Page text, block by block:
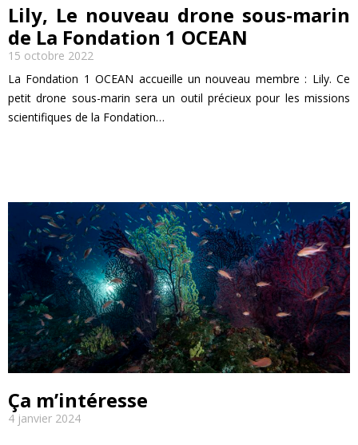
Lily, Le nouveau drone sous-marin
de La Fondation 1 OCEAN
15 octobre 2022
La Fondation 1 OCEAN accueille un nouveau membre : Lily. Ce
petit drone sous-marin sera un outil précieux pour les missions
scientifiques de la Fondation…
Ça m’intéresse
4 janvier 2024